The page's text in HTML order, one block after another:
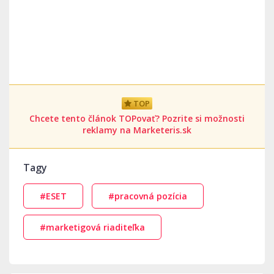
TOP
Chcete tento článok TOPovať? Pozrite si možnosti
reklamy na Marketeris.sk
Tagy
#ESET #pracovná pozícia
#marketigová riaditeľka